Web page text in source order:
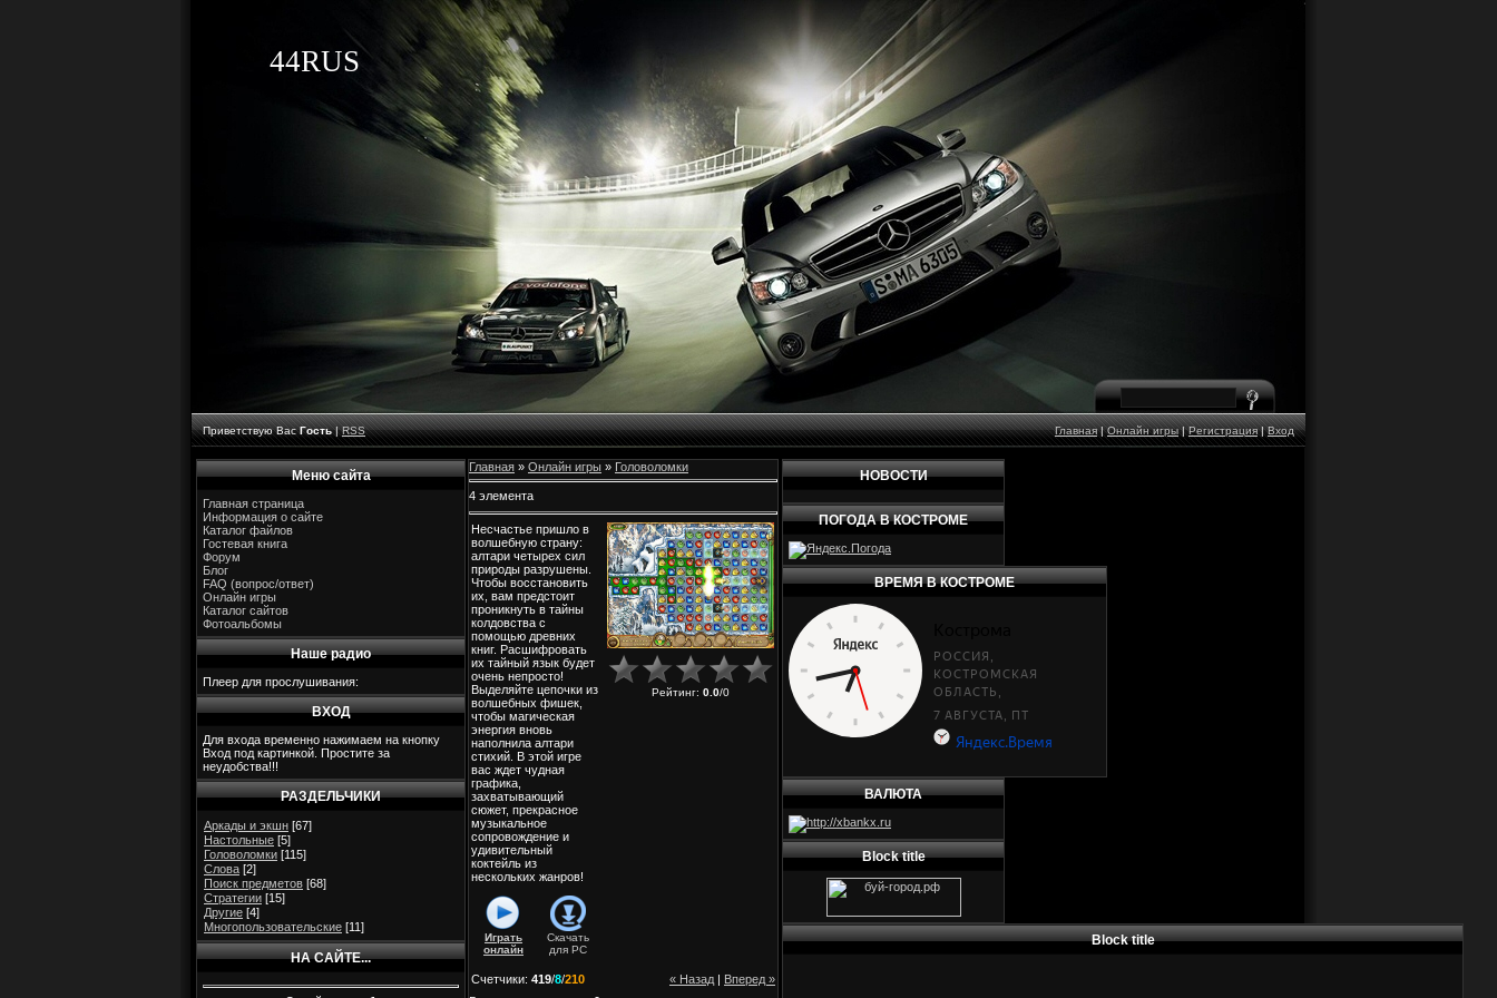
44RUS
Приветствую Вас Гость|RSS Главная|Онлайн игры|Регистрация|Вход
Меню сайта
Главная страница
Информация о сайте
Каталог файлов
Гостевая книга
Форум
Блог
FAQ (вопрос/ответ)
Онлайн игры
Каталог сайтов
Фотоальбомы
Наше радио
Плеер для прослушивания:
ВХОД
Для входа временно нажимаем на кнопку
Вход под картинкой. Простите за
неудобства!!!
РАЗДЕЛЬЧИКИ
Аркады и экшн [67]
Настольные [5]
Головоломки [115]
Слова [2]
Поиск предметов [68]
Стратегии [15]
Другие [4]
Многопользовательские [11]
НА САЙТЕ...
Главная » Онлайн игры » Головоломки
4 элемента
Несчастье пришло в
волшебную страну:
алтари четырех сил
природы разрушены.
Чтобы восстановить
их, вам предстоит
проникнуть в тайны
колдовства с
помощью древних
книг. Расшифровать
их тайный язык будет
очень непросто!
Выделяйте цепочки из
волшебных фишек,
чтобы магическая
энергия вновь
наполнила алтари
стихий. В этой игре
вас ждет чудная
графика,
захватывающий
сюжет, прекрасное
музыкальное
сопровождение и
удивительный
коктейль из
нескольких жанров!
Играть
онлайн
Скачать
для PC
Рейтинг: 0.0/0
« Назад Вперед »
Счетчики: 419/8/210
НОВОСТИ
ПОГОДА В КОСТРОМЕ
ВРЕМЯ В КОСТРОМЕ
ВАЛЮТА
Block title
Block title